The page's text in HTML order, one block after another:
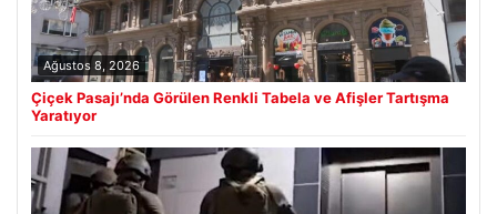
Ağustos 8, 2026
Çiçek Pasajı’nda Görülen Renkli Tabela ve Afişler Tartışma
Yaratıyor